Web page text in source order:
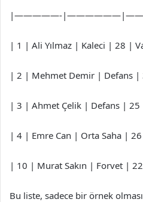
|—————-
| 1 | Ali Yılmaz | Kaleci | 28 |
| 2 | Mehmet Demir | Defans |
| 3 | Ahmet Çelik | Defans | 25
| 4 | Emre Can | Orta Saha |
| 10 | Murat Sakın | Forvet |
Bu liste, sadece bir örnek